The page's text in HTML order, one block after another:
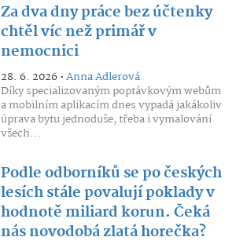
Za dva dny práce bez účtenky
chtěl víc než primář v
nemocnici
28. 6. 2026 •Anna Adlerová
Díky specializovaným poptávkovým webům
a mobilním aplikacím dnes vypadá jakákoliv
úprava bytu jednoduše, třeba i vymalování
všech...
Podle odborníků se po českých
lesích stále povalují poklady v
hodnotě miliard korun. Čeká
nás novodobá zlatá horečka?